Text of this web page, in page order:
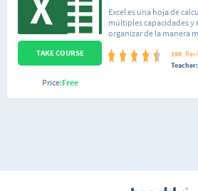
Excel es una hoja de
múltiples capacidades y
organizar de la manera
hacer cálculos a partir
gráficos para
198
Teacher:
TAKE COURSE
Price:Free